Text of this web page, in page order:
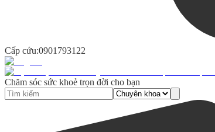
Cấp cứu:0901793122
Chăm sóc sức khoẻ trọn đời cho bạn